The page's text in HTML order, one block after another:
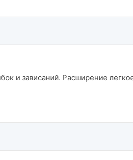
и зависаний. Расширение